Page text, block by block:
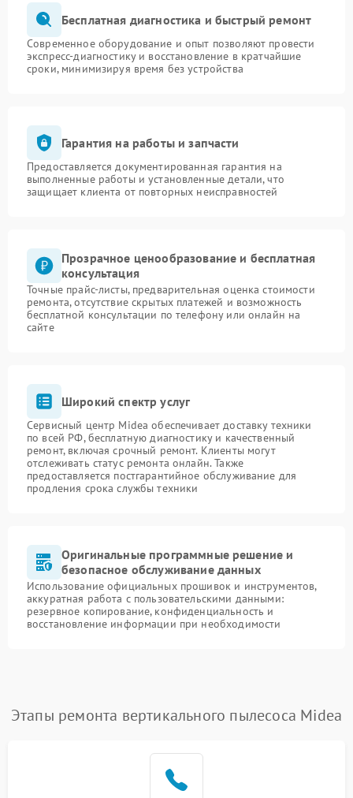
Бесплатная диагностика и быстрый ремонт
Современное оборудование и опыт позволяют провести
экспресс-диагностику и восстановление в кратчайшие
сроки, минимизируя время без устройства
Гарантия на работы и запчасти
Предоставляется документированная гарантия на
выполненные работы и установленные детали, что
защищает клиента от повторных неисправностей
Прозрачное ценообразование и бесплатная
консультация
Точные прайс-листы, предварительная оценка стоимости
ремонта, отсутствие скрытых платежей и возможность
бесплатной консультации по телефону или онлайн на
сайте
Широкий спектр услуг
Сервисный центр Midea обеспечивает доставку техники
по всей РФ, бесплатную диагностику и качественный
ремонт, включая срочный ремонт. Клиенты могут
отслеживать статус ремонта онлайн. Также
предоставляется постгарантийное обслуживание для
продления срока службы техники
Оригинальные программные решение и
безопасное обслуживание данных
Использование официальных прошивок и инструментов,
аккуратная работа с пользовательскими данными:
резервное копирование, конфиденциальность и
восстановление информации при необходимости
Этапы ремонта вертикального пылесоса Midea